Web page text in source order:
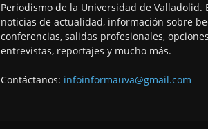
Periodismo de la Universidad de Valladolid.
noticias de actualidad, información sobre
conferencias, salidas profesionales,
entrevistas, reportajes y mucho más.
Contáctanos: infoinformauva@gmail.com